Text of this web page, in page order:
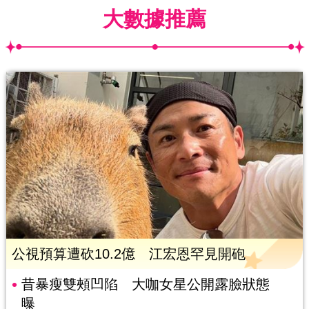
大數據推薦
公視預算遭砍10.2億 江宏恩罕見開砲
昔暴瘦雙頰凹陷 大咖女星公開露臉狀態
曝